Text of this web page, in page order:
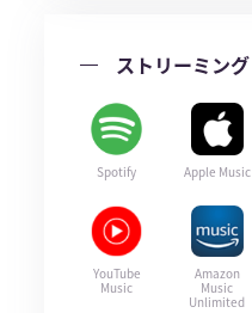
ストリーミング
Spotify Apple Music
YouTube
Music
Amazon
Music
Unlimited